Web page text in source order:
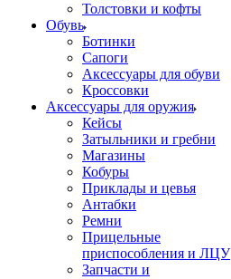
Толстовки и кофты
Обувь
Ботинки
Сапоги
Аксессуары для обуви
Кроссовки
Аксессуары для оружия
Кейсы
Затыльники и гребни
Магазины
Кобуры
Приклады и цевья
Антабки
Ремни
Прицельные
приспособления и ЛЦУ
Запчасти и